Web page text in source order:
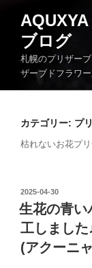
へ
ブログ
札幌のプリザー
ザーブドフラワ
カテゴリー: プ
枯れないお花プ
投
稿
日:
2025-04-30
生花の青い
工しまし
(アクーニ